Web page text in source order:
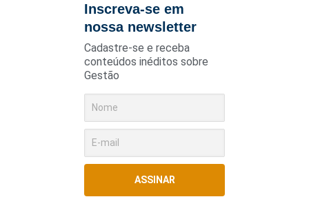
Inscreva-se em
nossa newsletter
Cadastre-se e receba
conteúdos inéditos sobre
Gestão
ASSINAR